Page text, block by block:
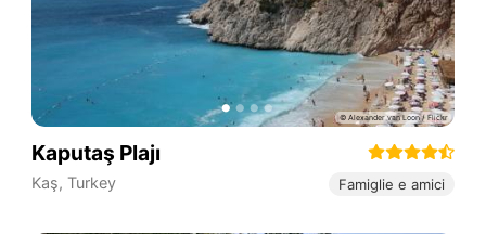
Kaputaş Plajı
Kaş, Turkey Famiglie e amici